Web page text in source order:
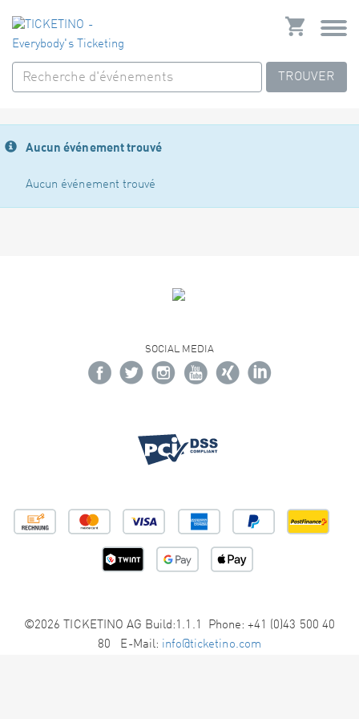
TROUVER
Aucun événement trouvé
Aucun événement trouvé
SOCIAL MEDIA
©2026 TICKETINO AG Build:1.1.1 Phone: +41 (0)43 500 40
80 E-Mail: info@ticketino.com